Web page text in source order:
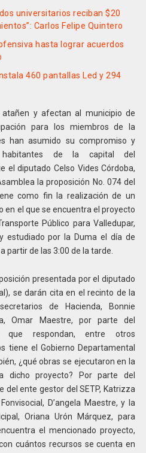
universitarios reciban $20
Carlos Felipe Quintero
hasta lograr acuerdos
460 pantallas Led y 294
atañen y afectan al municipio de
para los miembros de la
han asumido su compromiso y
habitantes de la capital del
el diputado Celso Vides Córdoba,
la proposición No. 074 del
como fin la realización de un
en el que se encuentra el proyecto
Público para Valledupar,
estudiado por la Duma el día de
partir de las 3:00 de la tarde.
presentada por el diputado
se darán cita en el recinto de la
de Hacienda, Bonnie
Omar Maestre, por parte del
que respondan, entre otros
tiene el Gobierno Departamental
¿qué obras se ejecutaron en la
dicho proyecto? Por parte del
del ente gestor del SETP, Katrizza
D’angela Maestre, y la
Oriana Urón Márquez, para
el mencionado proyecto,
cuántos recursos se cuenta en